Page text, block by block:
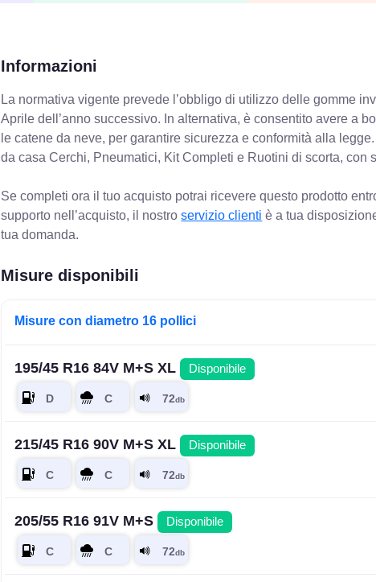
Informazioni
La normativa vigente prevede l’obbligo di utilizzo delle gomme
Aprile dell’anno successivo. In alternativa, è consentito avere a
le catene da neve, per garantire sicurezza e conformità alla
da casa Cerchi, Pneumatici, Kit Completi e Ruotini di scorta, con
Se completi ora il tuo acquisto potrai ricevere questo prodotto
supporto nell’acquisto, il nostroservizio clienti è a tua
tua domanda.
Misure disponibili
Misure con diametro 16 pollici
195/45 R16 84V M+S XL Disponibile
215/45 R16 90V M+S XL Disponibile
205/55 R16 91V M+S Disponibile